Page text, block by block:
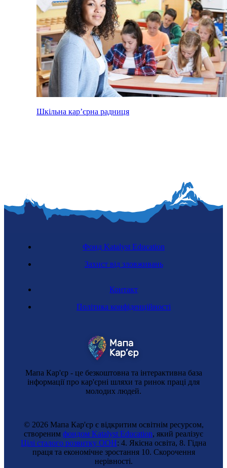
Шкільна кар’єрна радниця
Мапа Кар'єр - це безкоштовна та інтерактивна база
інформації про кар'єрні шляхи та ринок праці для
молодих людей.
Контакт
Політика конфіденційності
Фонд Katalyst Education
Захист від зловживань
© 2026 Мапа Кар'єр є відкритим освітнім ресурсом,
створеним фондом Katalyst Education, який реалізує
Цілі сталого розвитку ООН: 4. Якісна освіта, 8. Гідна
праця та економічне зростання 10. Cкорочення
нерівності.